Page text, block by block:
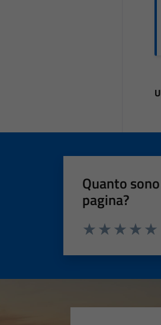
Quanto
pagina?